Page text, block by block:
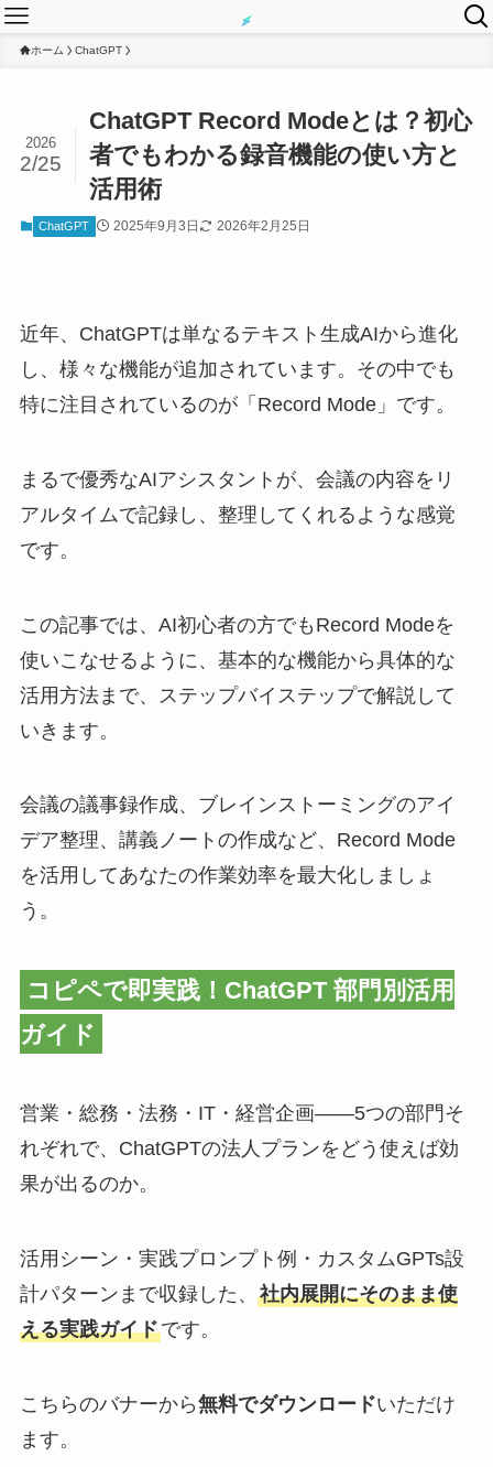
ホーム ChatGPT
ChatGPT Record Modeとは？初心
者でもわかる録音機能の使い方と
活用術
2026
2/25
ChatGPT 2025年9月3日 2026年2月25日
近年、ChatGPTは単なるテキスト生成AIから進化
し、様々な機能が追加されています。その中でも
特に注目されているのが「Record Mode」です。
まるで優秀なAIアシスタントが、会議の内容をリ
アルタイムで記録し、整理してくれるような感覚
です。
この記事では、AI初心者の方でもRecord Modeを
使いこなせるように、基本的な機能から具体的な
活用方法まで、ステップバイステップで解説して
いきます。
会議の議事録作成、ブレインストーミングのアイ
デア整理、講義ノートの作成など、Record Mode
を活用してあなたの作業効率を最大化しましょ
う。
コピペで即実践！ChatGPT 部門別活用
ガイド
営業・総務・法務・IT・経営企画——5つの部門そ
れぞれで、ChatGPTの法人プランをどう使えば効
果が出るのか。
活用シーン・実践プロンプト例・カスタムGPTs設
計パターンまで収録した、 社内展開にそのまま使
える実践ガイドです。
こちらのバナーから無料でダウンロードいただけ
ます。